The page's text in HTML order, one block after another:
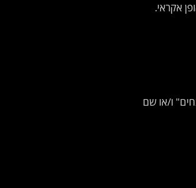
אקראי.
ו/או שם